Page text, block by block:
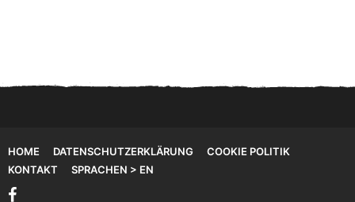
HOME DATENSCHUTZERKLÄRUNG
COOKIE POLITIK
KONTAKT
SPRACHEN > EN